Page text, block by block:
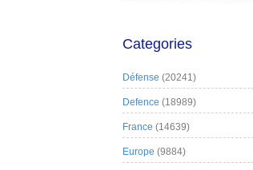
Categories
Défense (20241)
Defence (18989)
France (14639)
Europe (9884)